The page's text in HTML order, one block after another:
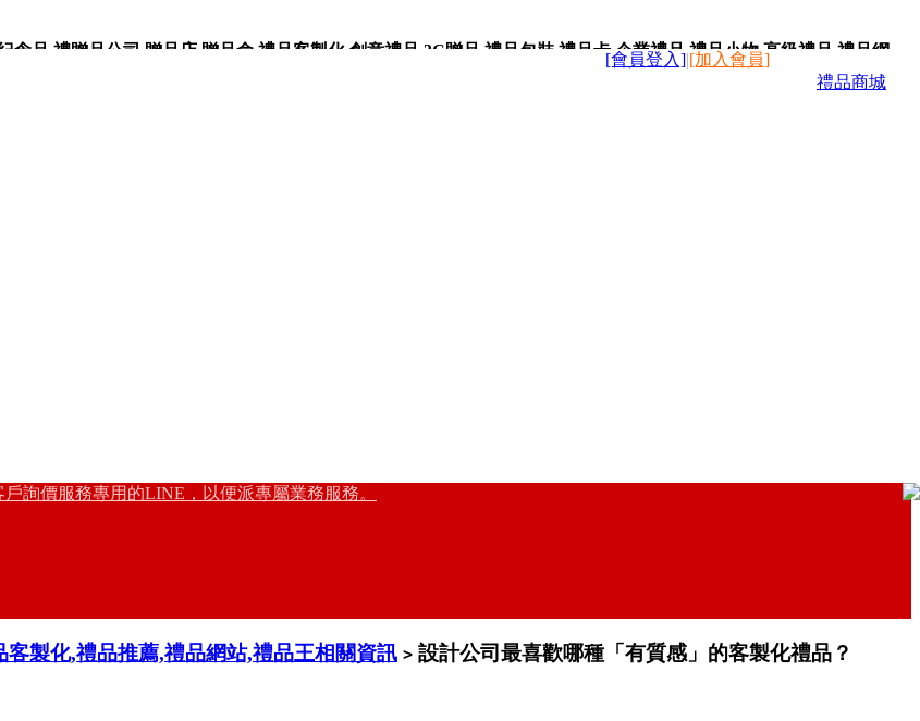
,禮贈品公司,贈品店,贈品盒,禮品客製化,創意禮品,3C贈品,禮品包裝,禮品卡,企業禮品,禮品小物,高級禮品,禮品網
禮品商城
[會員登入]|[加入會員]
詢價服務專用的LINE，以便派專屬業務服務。
製化,禮品推薦,禮品網站,禮品王相關資訊 > 設計公司最喜歡哪種「有質感」的客製化禮品？